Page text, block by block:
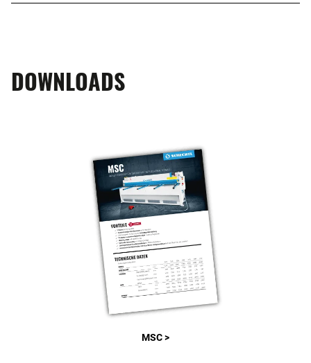
DOWNLOADS
MSC >